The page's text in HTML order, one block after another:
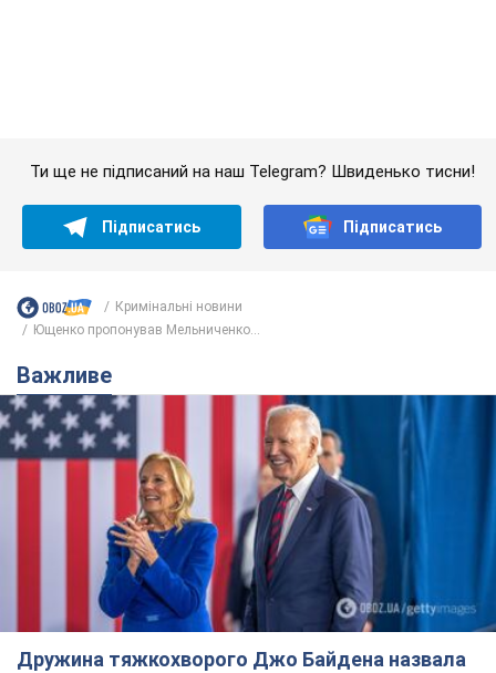
Ти ще не підписаний на наш Telegram? Швиденько тисни!
Підписатись Підписатись
Кримінальні новини
Ющенко пропонував Мельниченко...
Важливе
Дружина тяжкохворого Джо Байдена назвала